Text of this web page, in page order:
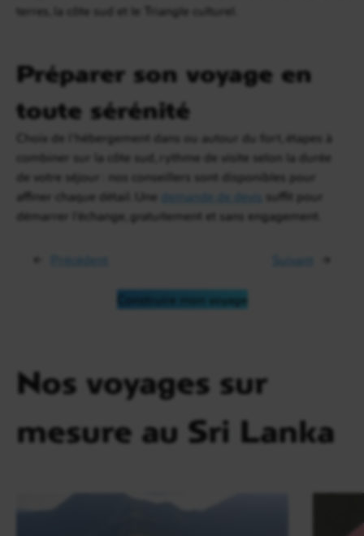
terres, la côte sud et le Triangle culturel.
Préparer son voyage en
toute sérénité
Choix de l’hébergement dans ou autour du fort, étapes à
combiner sur la côte sud, rythme de visite selon la durée
de votre séjour : nos conseillers sont disponibles pour
affiner chaque détail. Une
demande de devis
suffit pour
démarrer l’échange, gratuitement et sans engagement.
← Suivant →
Construire mon voyage
Nos voyages sur
mesure au Sri Lanka